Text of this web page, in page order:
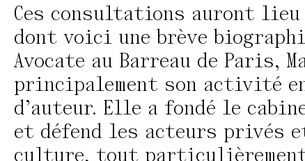
Ces consultations auront lieu
dont voici une brève
Avocate au Barreau de Paris,
principalement son activité
d’auteur. Elle a fondé le
et défend les acteurs privés
culture, tout particulièrement